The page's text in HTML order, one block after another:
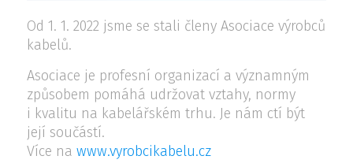
Od 1. 1. 2022 jsme se stali členy Asociace výrobců
kabelů.
Asociace je profesní organizací a významným
způsobem pomáhá udržovat vztahy, normy
i kvalitu na kabelářském trhu. Je nám ctí být
její součástí.
Více na www.vyrobcikabelu.cz